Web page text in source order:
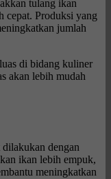
tulang ikan
cepat. Produksi yang
jumlah
di bidang kuliner
akan lebih mudah
dengan
ikan lebih empuk,
meningkatkan